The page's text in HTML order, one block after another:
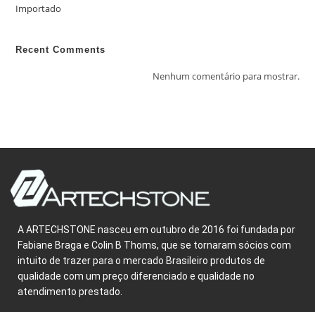
Importado
Recent Comments
Nenhum comentário para mostrar.
A ARTECHSTONE nasceu em outubro de 2016 foi fundada por
Fabiane Braga e Colin B Thoms, que se tornaram sócios com
intuito de trazer para o mercado Brasileiro produtos de
qualidade com um preço diferenciado e qualidade no
atendimento prestado.